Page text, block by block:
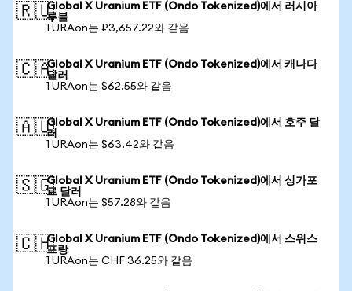
🇷🇺Global X Uranium ETF (Ondo Tokenized)에서 러시아
루블
1 URAon는 ₽3,657.22와 같음
🇨🇦Global X Uranium ETF (Ondo Tokenized)에서 캐나다
달러
1 URAon는 $62.55와 같음
🇦🇺Global X Uranium ETF (Ondo Tokenized)에서 호주 달
러
1 URAon는 $63.42와 같음
🇸🇬Global X Uranium ETF (Ondo Tokenized)에서 싱가포
르 달러
1 URAon는 $57.28와 같음
🇨🇭Global X Uranium ETF (Ondo Tokenized)에서 스위스
프랑
1 URAon는 CHF 36.25와 같음